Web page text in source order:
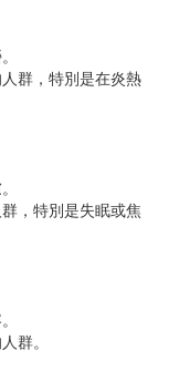
群，特別是在炎熱
，特別是失眠或焦
群。